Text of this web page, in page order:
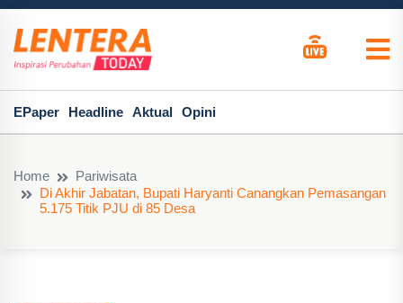
EPaper Headline Aktual Opini
Home
Pariwisata
Di Akhir Jabatan, Bupati Haryanti Canangkan Pemasangan
5.175 Titik PJU di 85 Desa